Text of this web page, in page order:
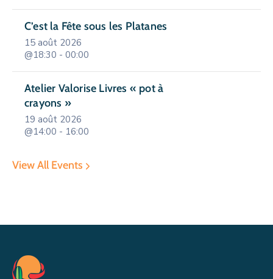
C’est la Fête sous les Platanes
15 août 2026
@18:30 - 00:00
Atelier Valorise Livres « pot à
crayons »
19 août 2026
@14:00 - 16:00
View All Events